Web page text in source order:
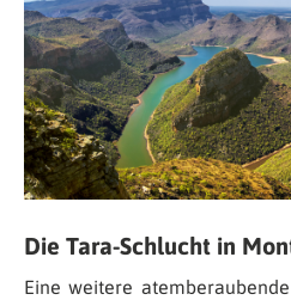
Die Tara-Schlucht in
Eine weitere